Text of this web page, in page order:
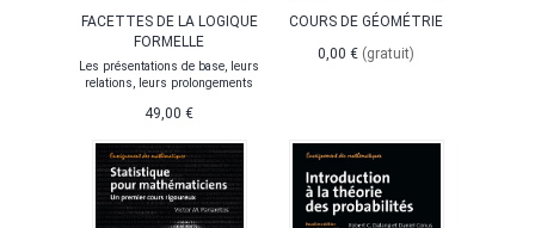
FACETTES DE LA LOGIQUE
FORMELLE
Les présentations de base, leurs
relations, leurs prolongements
49,00 €
COURS DE GÉOMÉTRIE
0,00 € (gratuit)